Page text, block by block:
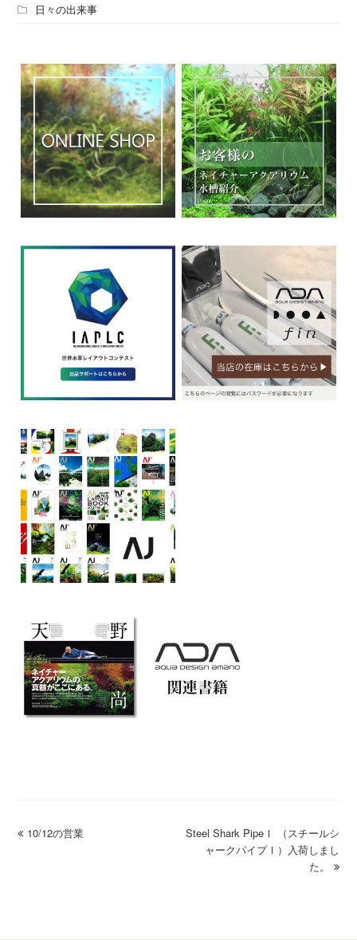
日々の出来事
previous
10/12の営業
next
post:
Steel Shark PipeⅠ （スチールシ
ャークパイプⅠ）入荷しまし
た。